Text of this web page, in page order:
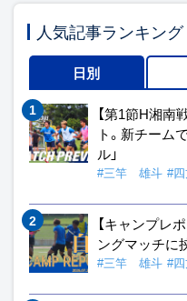
人気記事ランキング
日別
【第1節H湘南
ト。新チーム
ル」
#三竿 雄斗 #
【キャンプレ
ングマッチに
#三竿 雄斗 #